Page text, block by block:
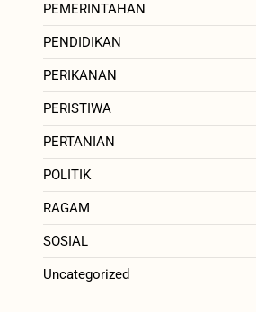
PEMERINTAHAN
PENDIDIKAN
PERIKANAN
PERISTIWA
PERTANIAN
POLITIK
RAGAM
SOSIAL
Uncategorized